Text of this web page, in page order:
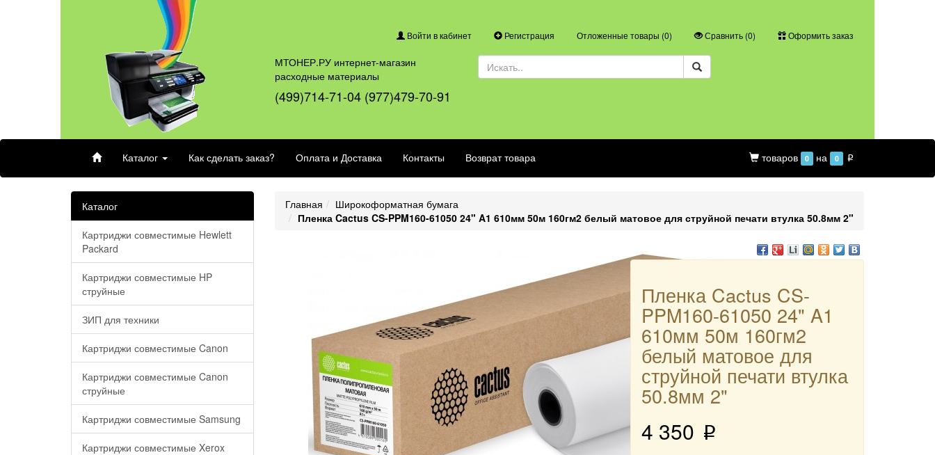
Войти в кабинет Регистрация Отложенные товары (0) Сравнить (0) Оформить заказ
МТОНЕР.РУ интернет-магазин
расходные материалы
(499)714-71-04 (977)479-70-91
Каталог Как сделать заказ? Оплата и Доставка Контакты Возврат товара товаров 0 на 0 p
Каталог
Картриджи совместимые Hewlett
Packard
Картриджи совместимые HP
струйные
ЗИП для техники
Картриджи совместимые Canon
Картриджи совместимые Canon
струйные
Картриджи совместимые Samsung
Картриджи совместимые Xerox
Главная
Широкоформатная бумага
Пленка Cactus CS-PPM160-61050 24" A1 610мм 50м 160гм2 белый матовое для струйной печати втулка 50.8мм 2"
Пленка Cactus CS-
PPM160-61050 24" A1
610мм 50м 160гм2
белый матовое для
струйной печати втулка
50.8мм 2"
4 350 p